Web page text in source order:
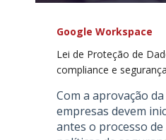
Google Workspace
Lei de Proteção de
compliance e
Com a aprovação da
empresas devem
antes o processo de